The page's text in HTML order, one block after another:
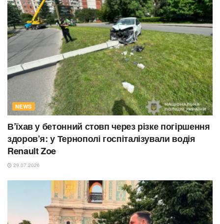
NEWS
В’їхав у бетонний стовп через різке погіршення
здоров’я: у Тернополі госпіталізували водія
Renault Zoe
29.07.2026